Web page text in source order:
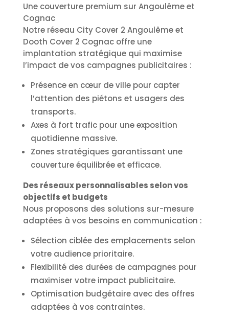
Une couverture premium sur Angoulême et
Cognac
Notre réseau City Cover 2 Angoulême et
Dooth Cover 2 Cognac offre une
implantation stratégique qui maximise
l’impact de vos campagnes publicitaires :
Présence en cœur de ville pour capter
l’attention des piétons et usagers des
transports.
Axes à fort trafic pour une exposition
quotidienne massive.
Zones stratégiques garantissant une
couverture équilibrée et efficace.
Des réseaux personnalisables selon vos
objectifs et budgets
Nous proposons des solutions sur-mesure
adaptées à vos besoins en communication :
Sélection ciblée des emplacements selon
votre audience prioritaire.
Flexibilité des durées de campagnes pour
maximiser votre impact publicitaire.
Optimisation budgétaire avec des offres
adaptées à vos contraintes.